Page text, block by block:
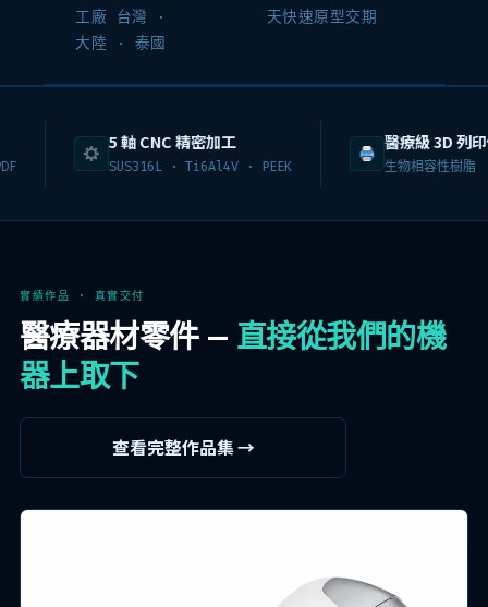
工廠 台灣 ·
大陸 · 泰國
天快速原型交期
5 軸 CNC 精密加工
SUS316L · Ti6Al4V · PEEK
醫療級 3D 列印代
生物相容性樹脂
實績作品 · 真實交付
醫療器材零件 — 直接從我們的機
器上取下
查看完整作品集 →